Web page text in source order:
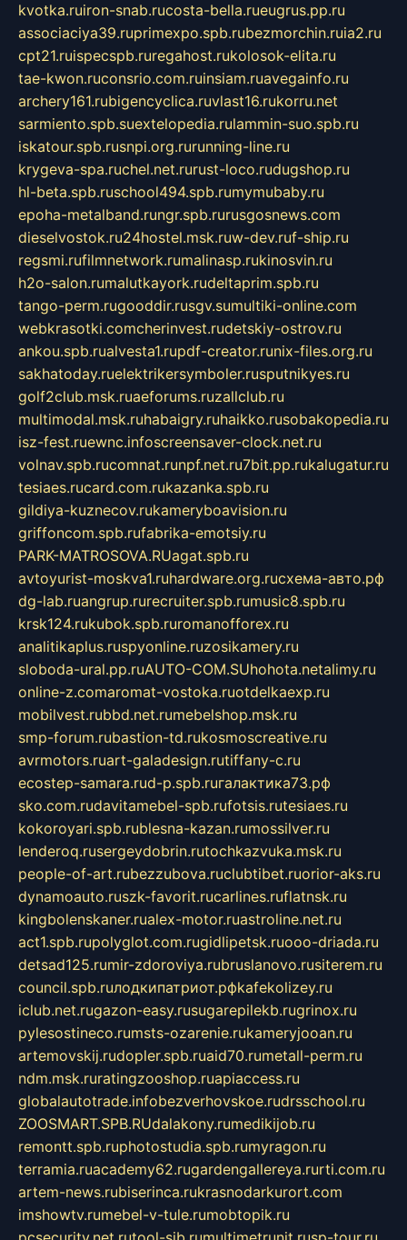
kvotka.ruiron-snab.rucosta-bella.rueugrus.pp.ru
associaciya39.ruprimexpo.spb.rubezmorchin.ruia2.ru
cpt21.ruispecspb.ruregahost.rukolosok-elita.ru
tae-kwon.ruconsrio.com.ruinsiam.ruavegainfo.ru
archery161.rubigencyclica.ruvlast16.rukorru.net
sarmiento.spb.suextelopedia.rulammin-suo.spb.ru
iskatour.spb.rusnpi.org.rurunning-line.ru
krygeva-spa.ruchel.net.rurust-loco.rudugshop.ru
hl-beta.spb.ruschool494.spb.rumymubaby.ru
epoha-metalband.rungr.spb.rurusgosnews.com
dieselvostok.ru24hostel.msk.ruw-dev.ruf-ship.ru
regsmi.rufilmnetwork.rumalinasp.rukinosvin.ru
h2o-salon.rumalutkayork.rudeltaprim.spb.ru
tango-perm.rugooddir.rusgv.sumultiki-online.com
webkrasotki.comcherinvest.rudetskiy-ostrov.ru
ankou.spb.rualvesta1.rupdf-creator.runix-files.org.ru
sakhatoday.ruelektrikersymboler.rusputnikyes.ru
golf2club.msk.ruaeforums.ruzallclub.ru
multimodal.msk.ruhabaigry.ruhaikko.rusobakopedia.ru
isz-fest.ruewnc.infoscreensaver-clock.net.ru
volnav.spb.rucomnat.runpf.net.ru7bit.pp.rukalugatur.ru
tesiaes.rucard.com.rukazanka.spb.ru
gildiya-kuznecov.rukameryboavision.ru
griffoncom.spb.rufabrika-emotsiy.ru
PARK-MATROSOVA.RUagat.spb.ru
avtoyurist-moskva1.ruhardware.org.ruсхема-авто.рф
dg-lab.ruangrup.rurecruiter.spb.rumusic8.spb.ru
krsk124.rukubok.spb.ruromanofforex.ru
analitikaplus.ruspyonline.ruzosikamery.ru
sloboda-ural.pp.ruAUTO-COM.SUhohota.netalimy.ru
online-z.comaromat-vostoka.ruotdelkaexp.ru
mobilvest.rubbd.net.rumebelshop.msk.ru
smp-forum.rubastion-td.rukosmoscreative.ru
avrmotors.ruart-galadesign.rutiffany-c.ru
ecostep-samara.rud-p.spb.ruгалактика73.рф
sko.com.rudavitamebel-spb.rufotsis.rutesiaes.ru
kokoroyari.spb.rublesna-kazan.rumossilver.ru
lenderoq.rusergeydobrin.rutochkazvuka.msk.ru
people-of-art.rubezzubova.ruclubtibet.ruorior-aks.ru
dynamoauto.ruszk-favorit.rucarlines.ruflatnsk.ru
kingbolenskaner.rualex-motor.ruastroline.net.ru
act1.spb.rupolyglot.com.rugidlipetsk.ruooo-driada.ru
detsad125.rumir-zdoroviya.rubruslanovo.rusiterem.ru
council.spb.ruлодкипатриот.рфkafekolizey.ru
iclub.net.rugazon-easy.rusugarepilekb.rugrinox.ru
pylesostineco.rumsts-ozarenie.rukameryjooan.ru
artemovskij.rudopler.spb.ruaid70.rumetall-perm.ru
ndm.msk.ruratingzooshop.ruapiaccess.ru
globalautotrade.infobezverhovskoe.rudrsschool.ru
ZOOSMART.SPB.RUdalakony.rumedikijob.ru
remontt.spb.ruphotostudia.spb.rumyragon.ru
terramia.ruacademy62.rugardengallereya.rurti.com.ru
artem-news.rubiserinca.rukrasnodarkurort.com
imshowtv.rumebel-v-tule.rumobtopik.ru